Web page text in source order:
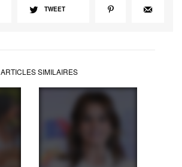
TWEET
ARTICLES SIMILAIRES